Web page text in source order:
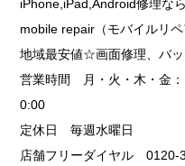
iPhone,iPad,Android修理なら
mobile repair（モバイルリペ
地域最安値☆画面修理、バ
営業時間 月・火・木・金
0:00
定休日 毎週水曜日
店舗フリーダイヤル 0120-